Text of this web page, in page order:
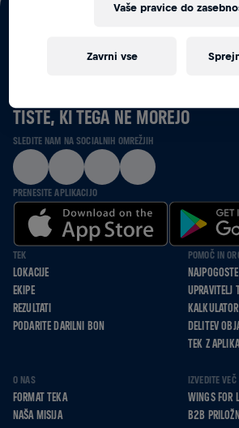
TISTE, KI TEGA NE MOREJO
SLEDITE NAM NA SOCIALNIH OMREŽJIH
PRENESITE APLIKACIJO
TEK
LOKACIJE
EKIPE
REZULTATI
PODARITE DARILNI BON
POMOČ IN
UPRAVITELJ
DELITEV
TEK Z
O NAS
FORMAT TEKA
NAŠA MISIJA
IZVEDITE VEČ
WINGS FOR
B2B
Vaše pravice do
Zavrni vse